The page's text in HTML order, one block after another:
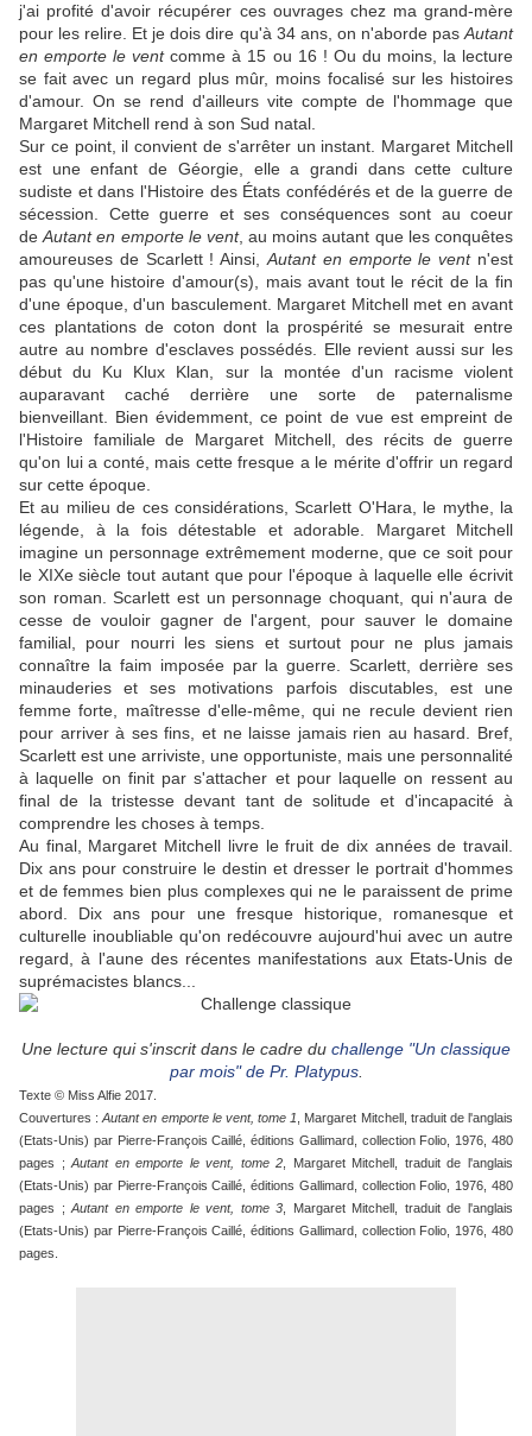
j'ai profité d'avoir récupérer ces ouvrages chez ma grand-mère
pour les relire. Et je dois dire qu'à 34 ans, on n'aborde pas Autant
en emporte le ventcomme à 15 ou 16 ! Ou du moins, la lecture
se fait avec un regard plus mûr, moins focalisé sur les histoires
d'amour. On se rend d'ailleurs vite compte de l'hommage que
Margaret Mitchell rend à son Sud natal.
Sur ce point, il convient de s'arrêter un instant. Margaret Mitchell
est une enfant de Géorgie, elle a grandi dans cette culture
sudiste et dans l'Histoire des États confédérés et de la guerre de
sécession. Cette guerre et ses conséquences sont au coeur
deAutant en emporte le vent, au moins autant que les conquêtes
amoureuses de Scarlett ! Ainsi, Autant en emporte le ventn'est
pas qu'une histoire d'amour(s), mais avant tout le récit de la fin
d'une époque, d'un basculement. Margaret Mitchell met en avant
ces plantations de coton dont la prospérité se mesurait entre
autre au nombre d'esclaves possédés. Elle revient aussi sur les
début du Ku Klux Klan, sur la montée d'un racisme violent
auparavant caché derrière une sorte de paternalisme
bienveillant. Bien évidemment, ce point de vue est empreint de
l'Histoire familiale de Margaret Mitchell, des récits de guerre
qu'on lui a conté, mais cette fresque a le mérite d'offrir un regard
sur cette époque.
Et au milieu de ces considérations, Scarlett O'Hara, le mythe, la
légende, à la fois détestable et adorable. Margaret Mitchell
imagine un personnage extrêmement moderne, que ce soit pour
le XIXe siècle tout autant que pour l'époque à laquelle elle écrivit
son roman. Scarlett est un personnage choquant, qui n'aura de
cesse de vouloir gagner de l'argent, pour sauver le domaine
familial, pour nourri les siens et surtout pour ne plus jamais
connaître la faim imposée par la guerre. Scarlett, derrière ses
minauderies et ses motivations parfois discutables, est une
femme forte, maîtresse d'elle-même, qui ne recule devient rien
pour arriver à ses fins, et ne laisse jamais rien au hasard. Bref,
Scarlett est une arriviste, une opportuniste, mais une personnalité
à laquelle on finit par s'attacher et pour laquelle on ressent au
final de la tristesse devant tant de solitude et d'incapacité à
comprendre les choses à temps.
Au final, Margaret Mitchell livre le fruit de dix années de travail.
Dix ans pour construire le destin et dresser le portrait d'hommes
et de femmes bien plus complexes qui ne le paraissent de prime
abord. Dix ans pour une fresque historique, romanesque et
culturelle inoubliable qu'on redécouvre aujourd'hui avec un autre
regard, à l'aune des récentes manifestations aux Etats-Unis de
suprémacistes blancs...
Une lecture qui s'inscrit dans le cadre du challenge "Un classique
par mois" de Pr. Platypus.
Texte © Miss Alfie 2017.
Couvertures :Autant en emporte le vent, tome 1
, Margaret Mitchell, traduit de l'anglais
(Etats-Unis) par Pierre-François Caillé, éditions Gallimard, collection Folio, 1976, 480
pages ;Autant en emporte le vent, tome 2 , Margaret Mitchell, traduit de l'anglais
(Etats-Unis) par Pierre-François Caillé, éditions Gallimard, collection Folio, 1976, 480
pages ;Autant en emporte le vent, tome 3 , Margaret Mitchell, traduit de l'anglais
(Etats-Unis) par Pierre-François Caillé, éditions Gallimard, collection Folio, 1976, 480
pages.